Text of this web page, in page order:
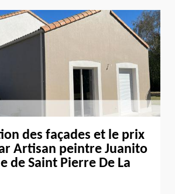
des façades et le prix
Artisan peintre Juanito
de Saint Pierre De La